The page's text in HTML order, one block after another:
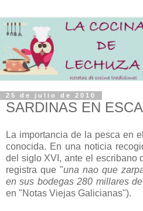
25 de julio de 2010
SARDINAS EN
La importancia de la pesca en
conocida. En una noticia
del siglo XVI, ante el escribano
registra que "una nao que
en sus bodegas 280 millares
en "Notas Viejas Galicianas").